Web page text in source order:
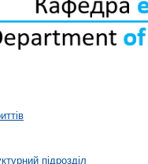
підрозділ